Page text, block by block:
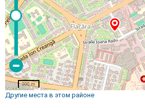
200 m
Другие места в этом районе